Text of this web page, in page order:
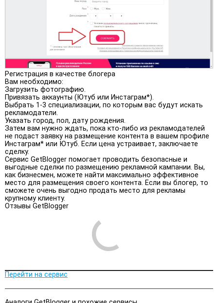
Регистрация в качестве блогера
Вам необходимо:
Загрузить фотографию.
Привязать аккаунты (Ютуб или Инстаграм*).
Выбрать 1-3 специализации, по которым вас будут искать
рекламодатели.
Указать город, пол, дату рождения.
Затем вам нужно ждать, пока кто-либо из рекламодателей
не подаст заявку на размещение контента в вашем профиле
Инстаграм* или Ютуб. Если цена устраивает, заключаете
сделку.
Сервис GetBlogger помогает проводить безопасные и
выгодные сделки по размещению рекламной кампании. Вы,
как бизнесмен, можете найти максимально эффективное
место для размещения своего контента. Если вы блогер, то
сможете очень выгодно продать место для рекламы
крупному клиенту.
Отзывы GetBlogger
Перейти на сервис